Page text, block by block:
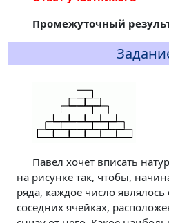
Промежуточный
Павел хочет вписать
на рисунке так, чтобы,
ряда, каждое число
соседних ячейках,